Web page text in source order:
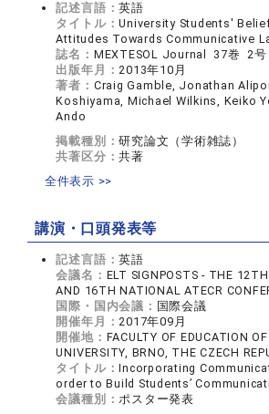
記述言語：英語
タイトル：University Students'
Attitudes Towards Communicative
誌名： MEXTESOL Journal 37巻 2号
出版年月：2013年10月
著者： Craig Gamble, Jonathan
Koshiyama, Michael Wilkins, Keiko
Ando
掲載種別：研究論文（学術雑誌）
共著区分：共著
全件表示 >>
講演・口頭発表等
記述言語：英語
会議名： ELT SIGNPOSTS - THE
AND 16TH NATIONAL ATECR
国際・国内会議： 国際会議
開催年月：2017年09月
開催地： FACULTY OF EDUCATION
UNIVERSITY, BRNO, THE CZECH
タイトル：Incorporating
order to Build Students’
会議種別：ポスター発表